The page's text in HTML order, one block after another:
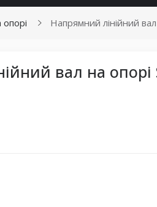
Напрямний лінійний
вал на опорі